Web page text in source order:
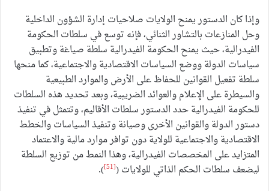
وإذا كان الدستور يمنح الولايات صلاحيات إدارة الشؤون الداخلية
وحل المنازعات بالتشاور الثنائي، فإنه توسع في سلطات الحكومة
الفيدرالية، حيث يمنح الحكومة الفيدرالية سلطة صياغة وتطبيق
سياسات الدولة ووضع السياسات الاقتصادية والاجتماعية، كما منحها
سلطة تفعيل القوانين للحفاظ على الأرض والموارد الطبيعية
والسيطرة على الإعلام والعوائد الضريبية، وبعد تحديد هذه السلطات
للحكومة الفيدرالية حدد الدستور سلطات الأقاليم، وتتمثل في تنفيذ
دستور الدولة والقوانين الأخرى وصيانة وتنفيذ السياسات والخطط
الاقتصادية والاجتماعية للولاية دون توافر موارد مالية والاعتماد
المتزايد على المخصصات الفيدرالية، وهذا النمط من توزيع السلطة
ليضعف سلطات الحكم الذاتي للولايات ([51]
).